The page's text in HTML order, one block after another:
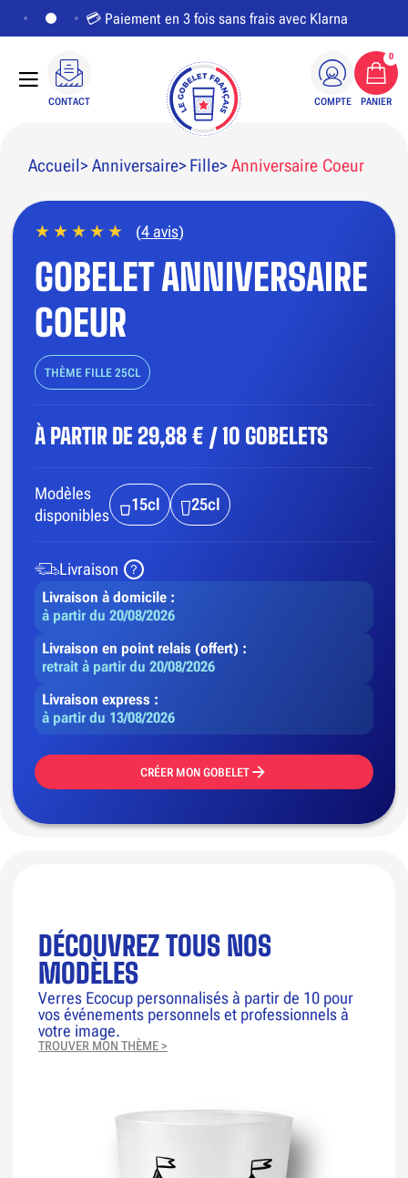
💳 Paiement en 3 fois sans frais avec Klarna
CONTACT COMPTE PANIER
0
Accueil Anniversaire Fille Anniversaire Coeur
(4 avis)
GOBELET ANNIVERSAIRE
COEUR
THÈME FILLE 25CL
À PARTIR DE 29,88 € / 10 GOBELETS
Modèles
disponibles
15cl 25cl
Livraison
Livraison à domicile :
à partir du 20/08/2026
Livraison en point relais (offert) :
retrait à partir du 20/08/2026
Livraison express :
à partir du 13/08/2026
CRÉER MON GOBELET
DÉCOUVREZ TOUS NOS
MODÈLES
Verres Ecocup personnalisés à partir de 10 pour
vos événements personnels et professionnels à
votre image.
TROUVER MON THÈME >